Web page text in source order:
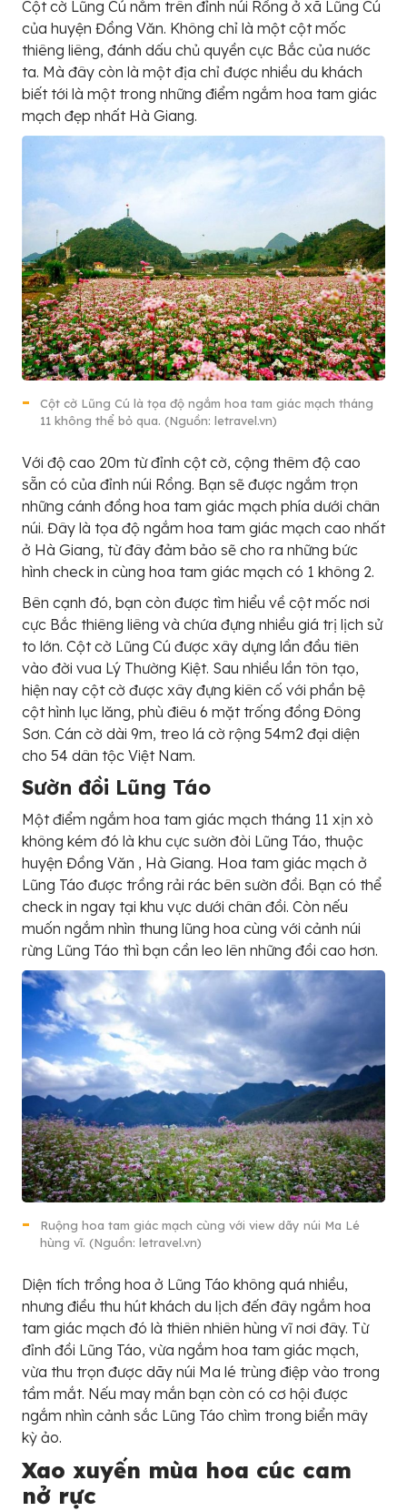
Cột cờ Lũng Cú nằm trên đỉnh núi Rồng ở xã Lũng Cú
của huyện Đồng Văn. Không chỉ là một cột mốc
thiêng liêng, đánh dấu chủ quyền cực Bắc của nước
ta. Mà đây còn là một địa chỉ được nhiều du khách
biết tới là một trong những điểm ngắm hoa tam giác
mạch đẹp nhất Hà Giang.
Cột cờ Lũng Cú là tọa độ ngắm hoa tam giác mạch tháng
11 không thể bỏ qua. (Nguồn: letravel.vn)
Với độ cao 20m từ đỉnh cột cờ, cộng thêm độ cao
sẵn có của đỉnh núi Rồng. Bạn sẽ được ngắm trọn
những cánh đồng hoa tam giác mạch phía dưới chân
núi. Đây là tọa độ ngắm hoa tam giác mạch cao nhất
ở Hà Giang, từ đây đảm bảo sẽ cho ra những bức
hình check in cùng hoa tam giác mạch có 1 không 2.
Bên cạnh đó, bạn còn được tìm hiểu về cột mốc nơi
cực Bắc thiêng liêng và chứa đựng nhiều giá trị lịch sử
to lớn. Cột cờ Lũng Cú được xây dựng lần đầu tiên
vào đời vua Lý Thường Kiệt. Sau nhiều lần tôn tạo,
hiện nay cột cờ được xây đựng kiên cố với phần bệ
cột hình lục lăng, phù điêu 6 mặt trống đồng Đông
Sơn. Cán cờ dài 9m, treo lá cờ rộng 54m2 đại diện
cho 54 dân tộc Việt Nam.
Sườn đồi Lũng Táo
Một điểm ngắm hoa tam giác mạch tháng 11 xịn xò
không kém đó là khu cực sườn đòi Lũng Táo, thuộc
huyện Đồng Văn , Hà Giang. Hoa tam giác mạch ở
Lũng Táo được trồng rải rác bên sườn đồi. Bạn có thể
check in ngay tại khu vực dưới chân đồi. Còn nếu
muốn ngắm nhìn thung lũng hoa cùng với cảnh núi
rừng Lũng Táo thì bạn cần leo lên những đồi cao hơn.
Ruộng hoa tam giác mạch cùng với view dãy núi Ma Lé
hùng vĩ. (Nguồn: letravel.vn)
Diện tích trồng hoa ở Lũng Táo không quá nhiều,
nhưng điều thu hút khách du lịch đến đây ngắm hoa
tam giác mạch đó là thiên nhiên hùng vĩ nơi đây. Từ
đỉnh đồi Lũng Táo, vừa ngắm hoa tam giác mạch,
vừa thu trọn được dãy núi Ma lé trùng điệp vào trong
tầm mắt. Nếu may mắn bạn còn có cơ hội được
ngắm nhìn cảnh sắc Lũng Táo chìm trong biển mây
kỳ ảo.
Xao xuyến mùa hoa cúc cam
nở rực